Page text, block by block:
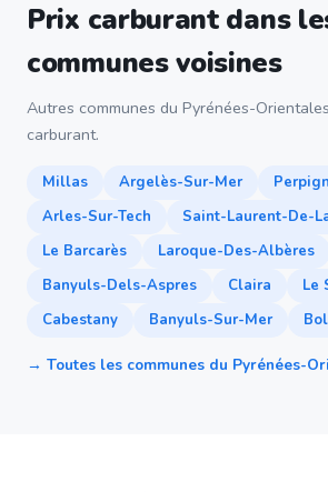
Prix carburant dans
communes voisines
Autres communes du Pyrénées-
carburant.
Millas Argelès-Sur-Mer
Arles-Sur-Tech
Saint-Laurent-De-
Le Barcarès
Laroque-Des-Albères
Banyuls-Dels-Aspres
Claira
Le
Cabestany
Banyuls-Sur-Mer
→ Toutes les communes du Pyrénées-